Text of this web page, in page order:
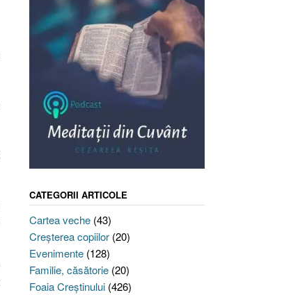
CATEGORII ARTICOLE
Cartea veche(43)
Creşterea copiilor(20)
Evenimente(128)
Familie, căsătorie(20)
Foaia Creştinului(426)